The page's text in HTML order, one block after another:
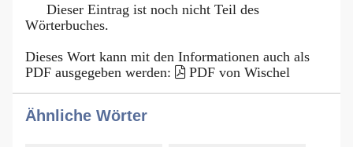
Dieser Eintrag ist noch nicht Teil des
Wörterbuches.
Dieses Wort kann mit den Informationen auch als
PDF ausgegeben werden:
PDF von Wischel
Ähnliche Wörter